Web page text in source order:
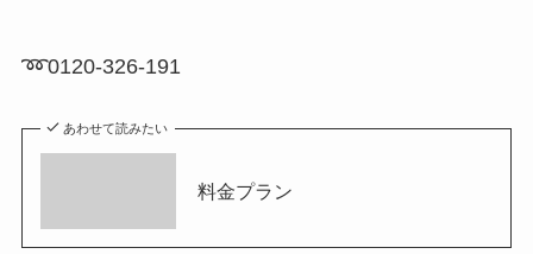
➿0120-326-191
あわせて読みたい
料金プラン